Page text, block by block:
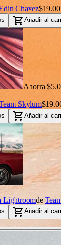
Chavez$19.00
shopping_cart Añadir al
Ahorra
Skylum
shopping_cart Añadir al
Lightroomde
shopping_cart Añadir al